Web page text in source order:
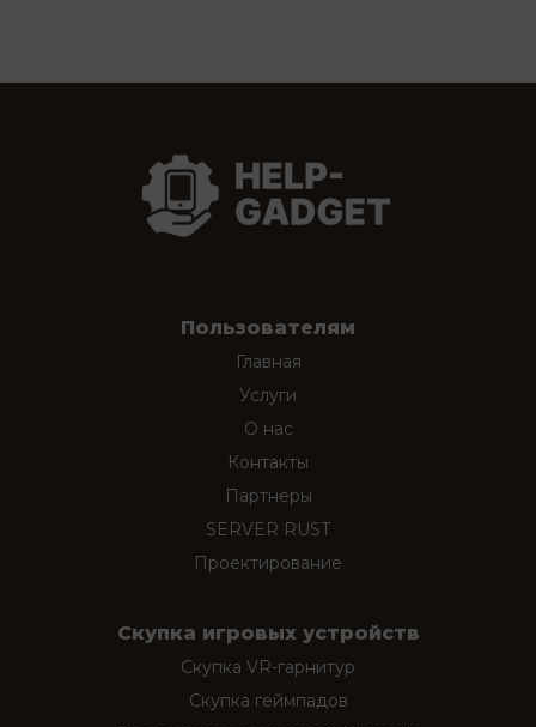
Пользователям
Главная
Услуги
О нас
Контакты
Партнеры
SERVER RUST
Проектирование
Скупка игровых устройств
Скупка VR-гарнитур
Скупка геймпадов